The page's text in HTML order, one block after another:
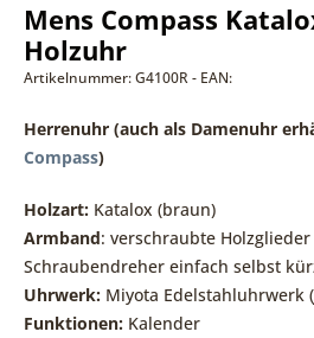
Mens Compass
Holzuhr
Artikelnummer: G4100R - EAN:
Herrenuhr (auch als Damenuhr
Compass)
Holzart: Katalox (braun)
Armband: verschraubte
Schraubendreher einfach selbst
Uhrwerk: Miyota Edelstahluhrwerk
Funktionen: Kalender